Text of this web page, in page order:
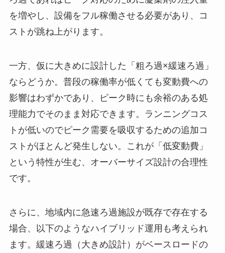
を増やし、設備をフル稼働させる必要があり、コ
ストが跳ね上がります。
一方、仮に大きめに設計した「粗ろ過×緩速ろ過」
ならどうか。普段の稼働率が低くても変動費への
影響はわずかであり、ピーク時にも余裕のある処
理能力でそのまま対応できます。ランニングコス
トが低いのでピーク需要を吸収するための追加コ
ストがほとんど発生しない。これが「低変動費」
という特性が生む、オーバーサイズ設計の合理性
です。
さらに、地域内に急速ろ過施設が既存で存在する
場合、以下のようなハイブリッド運用も考えられ
ます。緩速ろ過（大きめ設計）がベースロードの